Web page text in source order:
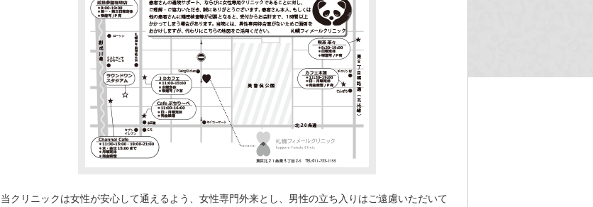
当クリニックは女性が安心して通えるよう、女性専門外来とし、男性の立ち入りはご遠慮いただいて